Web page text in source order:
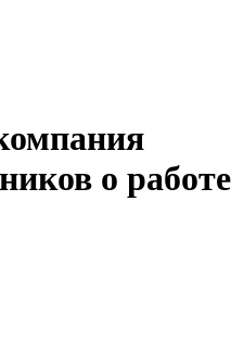
о работе